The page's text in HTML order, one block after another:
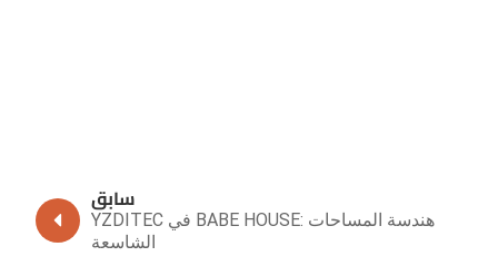
سابق
YZDITEC في BABE HOUSE: هندسة المساحات
الشاسعة